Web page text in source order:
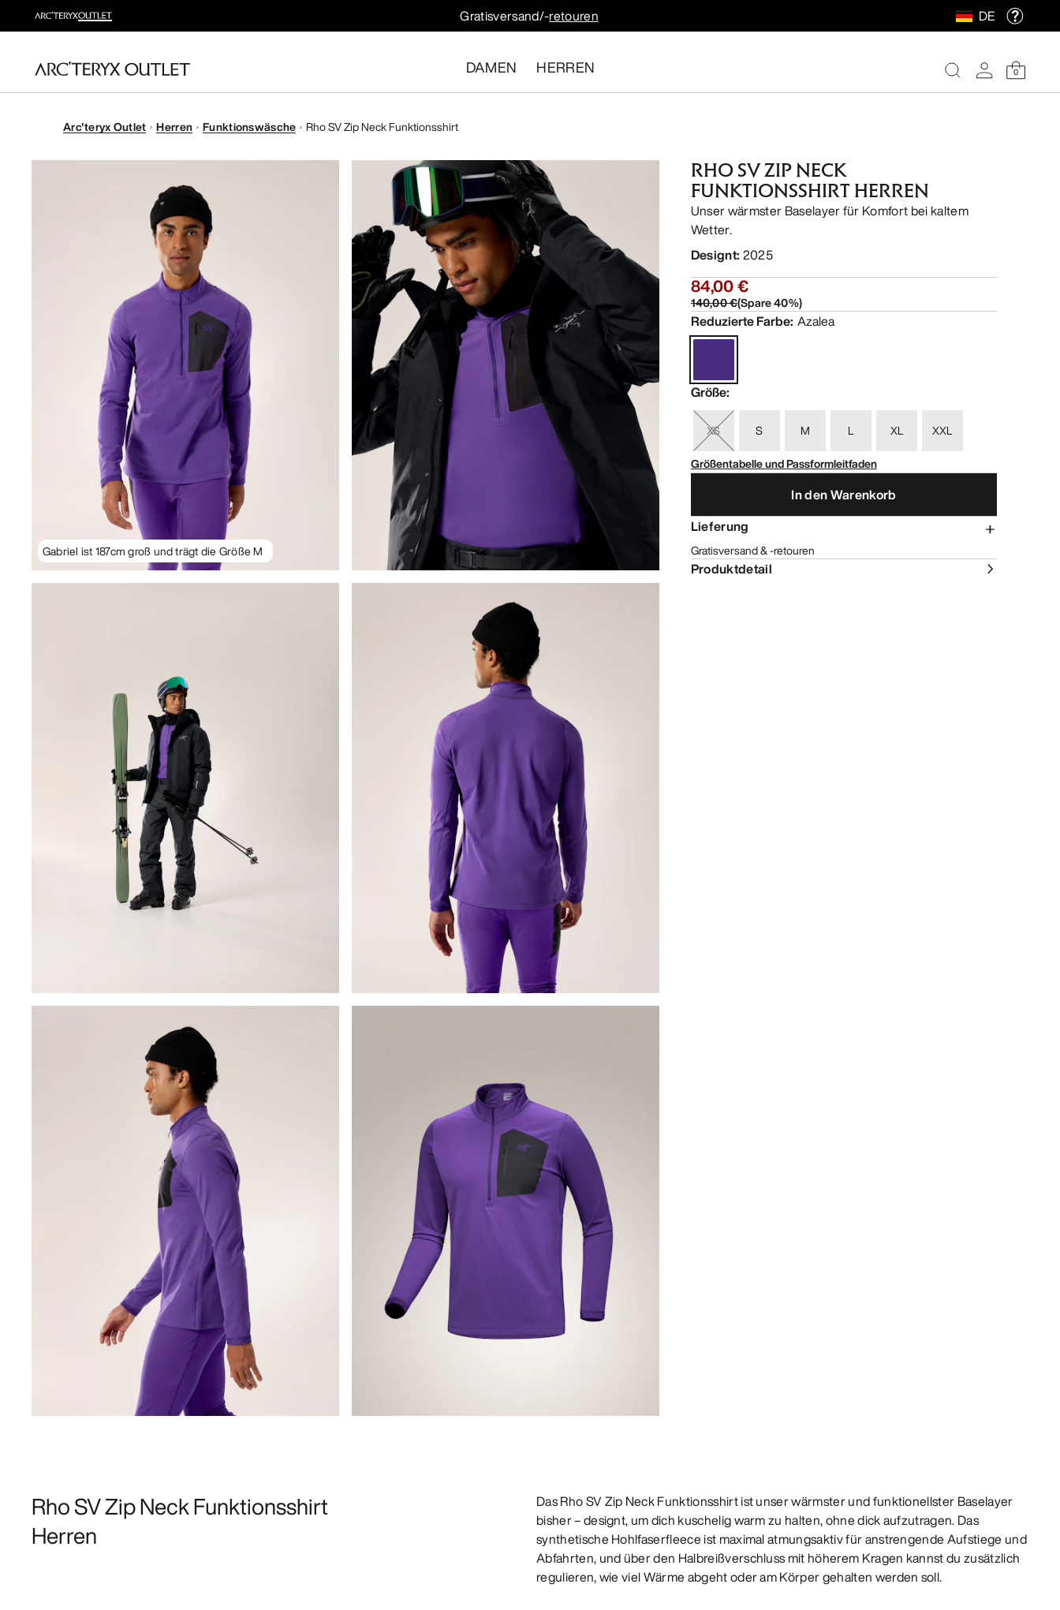
Gratisversand/-retouren DE
DAMEN HERREN 0
Arc'teryx Outlet Herren Funktionswäsche Rho SV Zip Neck Funktionsshirt
Gabriel ist 187cm groß und trägt die Größe M
RHO SV ZIP NECK
FUNKTIONSSHIRT HERREN
Unser wärmster Baselayer für Komfort bei kaltem
Wetter.
Designt: 2025
84,00 €
140,00 €(Spare40%)
Reduzierte Farbe: Azalea
Größe:
XS S M L XL
XXL
Größentabelle und Passformleitfaden
In den Warenkorb
Lieferung
Gratisversand & -retouren
Produktdetail
Rho SV Zip Neck Funktionsshirt
Herren
Das Rho SV Zip Neck Funktionsshirt ist unser wärmster und funktionellster Baselayer
bisher – designt, um dich kuschelig warm zu halten, ohne dick aufzutragen. Das
synthetische Hohlfaserfleece ist maximal atmungsaktiv für anstrengende Aufstiege und
Abfahrten, und über den Halbreißverschluss mit höherem Kragen kannst du zusätzlich
regulieren, wie viel Wärme abgeht oder am Körper gehalten werden soll.